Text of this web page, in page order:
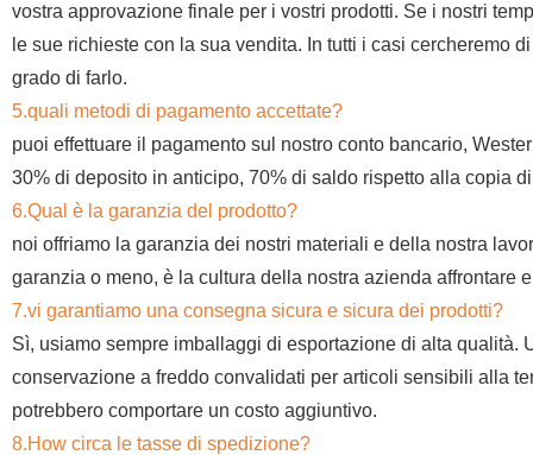
vostra approvazione finale per i vostri prodotti. Se i nostri
le sue richieste con la sua vendita. In tutti i casi cercheremo
grado di farlo.
5.quali metodi di pagamento accettate?
puoi effettuare il pagamento sul nostro conto bancario,
30% di deposito in anticipo, 70% di saldo rispetto alla copia
6.Qual è la garanzia del prodotto?
noi offriamo la garanzia dei nostri materiali e della nostra
garanzia o meno, è la cultura della nostra azienda affrontare
7.vi garantiamo una consegna sicura e sicura dei prodotti?
Sì, usiamo sempre imballaggi di esportazione di alta
conservazione a freddo convalidati per articoli sensibili alla
potrebbero comportare un costo aggiuntivo.
8.How circa le tasse di spedizione?